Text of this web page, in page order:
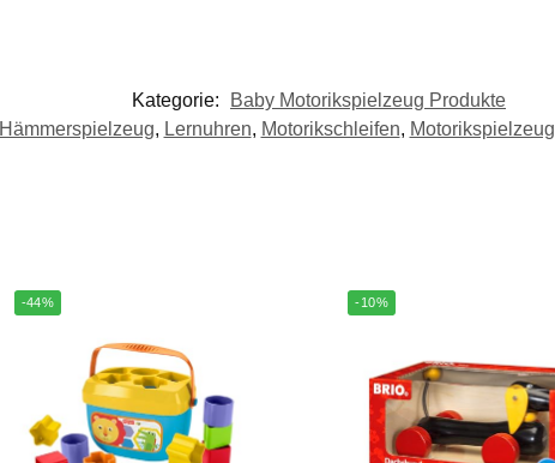
Kategorie:
Baby Motorikspielzeug Produkte
Hämmerspielzeug, Lernuhren, Motorikschleifen, Motorikspielzeug
-44% -10%